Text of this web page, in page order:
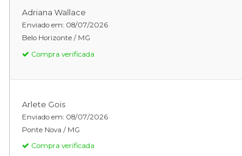
Adriana Wallace
Enviado em: 08/07/2026
Belo Horizonte / MG
Compra verificada
Arlete Gois
Enviado em: 08/07/2026
Ponte Nova / MG
Compra verificada